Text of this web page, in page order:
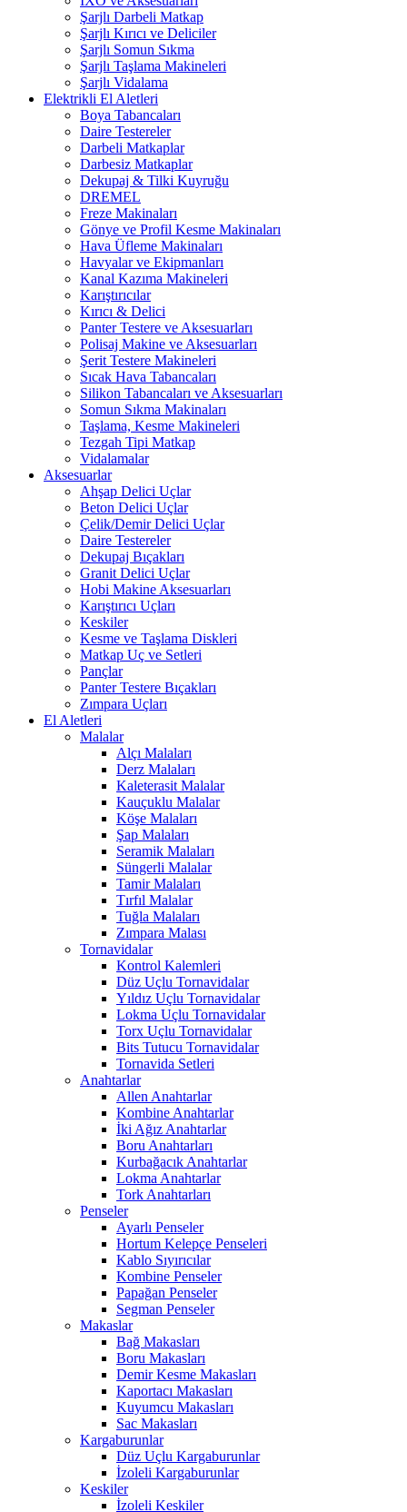
Şarjlı Darbeli Matkap
Şarjlı Kırıcı ve Deliciler
Şarjlı Somun Sıkma
Şarjlı Taşlama Makineleri
Şarjlı Vidalama
Elektrikli El Aletleri
Boya Tabancaları
Daire Testereler
Darbeli Matkaplar
Darbesiz Matkaplar
Dekupaj & Tilki Kuyruğu
DREMEL
Freze Makinaları
Gönye ve Profil Kesme Makinaları
Hava Üfleme Makinaları
Havyalar ve Ekipmanları
Kanal Kazıma Makineleri
Karıştırıcılar
Kırıcı & Delici
Panter Testere ve Aksesuarları
Polisaj Makine ve Aksesuarları
Şerit Testere Makineleri
Sıcak Hava Tabancaları
Silikon Tabancaları ve Aksesuarları
Somun Sıkma Makinaları
Taşlama, Kesme Makineleri
Tezgah Tipi Matkap
Vidalamalar
Aksesuarlar
Ahşap Delici Uçlar
Beton Delici Uçlar
Çelik/Demir Delici Uçlar
Daire Testereler
Dekupaj Bıçakları
Granit Delici Uçlar
Hobi Makine Aksesuarları
Karıştırıcı Uçları
Keskiler
Kesme ve Taşlama Diskleri
Matkap Uç ve Setleri
Pançlar
Panter Testere Bıçakları
Zımpara Uçları
El Aletleri
Malalar
Alçı Malaları
Derz Malaları
Kaleterasit Malalar
Kauçuklu Malalar
Köşe Malaları
Şap Malaları
Seramik Malaları
Süngerli Malalar
Tamir Malaları
Tırfıl Malalar
Tuğla Malaları
Zımpara Malası
Tornavidalar
Kontrol Kalemleri
Düz Uçlu Tornavidalar
Yıldız Uçlu Tornavidalar
Lokma Uçlu Tornavidalar
Torx Uçlu Tornavidalar
Bits Tutucu Tornavidalar
Tornavida Setleri
Anahtarlar
Allen Anahtarlar
Kombine Anahtarlar
İki Ağız Anahtarlar
Boru Anahtarları
Kurbağacık Anahtarlar
Lokma Anahtarlar
Tork Anahtarları
Penseler
Ayarlı Penseler
Hortum Kelepçe Penseleri
Kablo Sıyırıcılar
Kombine Penseler
Papağan Penseler
Segman Penseler
Makaslar
Bağ Makasları
Boru Makasları
Demir Kesme Makasları
Kaportacı Makasları
Kuyumcu Makasları
Sac Makasları
Kargaburunlar
Düz Uçlu Kargaburunlar
İzoleli Kargaburunlar
Keskiler
İzoleli Keskiler